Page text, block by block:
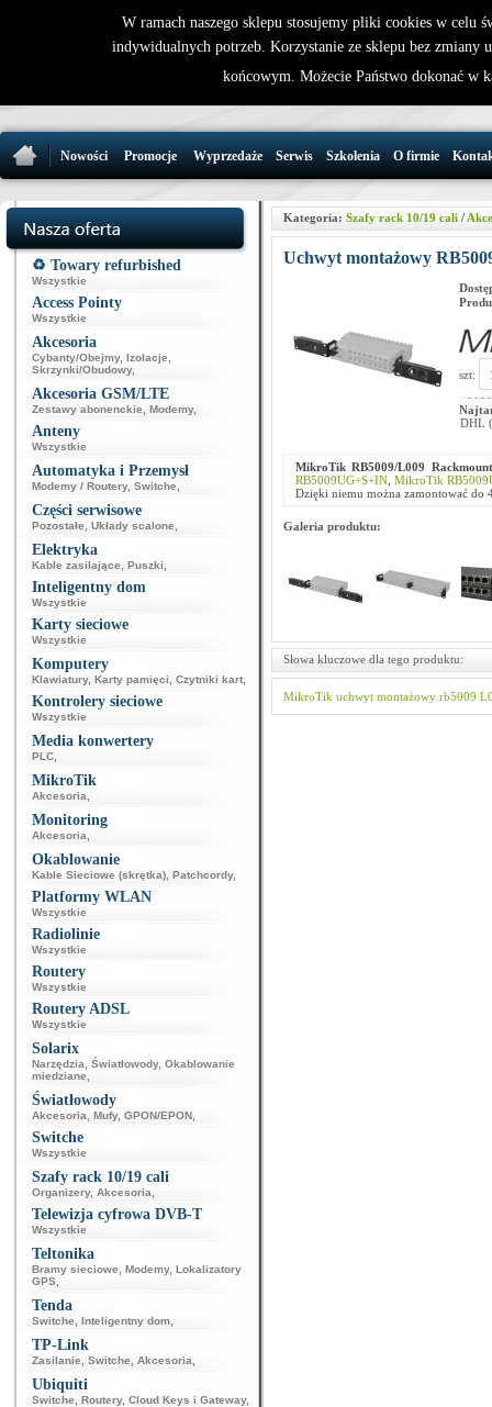
32 721 86
Nowości Promocje Wyprzedaże Serwis Szkolenia O firmie
♻️ Towary refurbished
Wszystkie
Access Pointy
Wszystkie
Akcesoria
Cybanty/Obejmy, Izolacje
Skrzynki/Obudowy,
Akcesoria GSM/LTE
Zestawy abonenckie Modemy,
Anteny
Wszystkie
Automatyka i Przemysł
Modemy / Routery, Switche
Części serwisowe
Pozostałe Układy scalone
Elektryka
Kable zasilające Puszki
Inteligentny dom
Wszystkie
Karty sieciowe
Wszystkie
Komputery
Klawiatury, Karty pamięci Czytniki kart
Kontrolery sieciowe
Wszystkie
Media konwertery
PLC
MikroTik
Akcesoria
Monitoring
Akcesoria
Okablowanie
Kable Sieciowe (skrętka) Patchcordy,
Platformy WLAN
Wszystkie
Radiolinie
Wszystkie
Routery
Wszystkie
Routery ADSL
Wszystkie
Solarix
Narzędzia Światłowody, Okablowanie
miedziane
Światłowody
Akcesoria Mufy, GPON/EPON
Switche
Wszystkie
Szafy rack 10/19 cali
Organizery, Akcesoria
Telewizja cyfrowa DVB-T
Wszystkie
Teltonika
Bramy sieciowe Modemy, Lokalizatory
GPS
Tenda
Switche Inteligentny dom
TP-Link
Zasilanie Switche Akcesoria
Ubiquiti
Switche Routery, Cloud Keys i Gateway,
Kategoria: Szafy rack 10/19 cali/
Uchwyt montażowy
szt:
DHL
MikroTikRB5009/L009
RB5009UG+S+IN, MikroTik
Dzięki niemu można zamontować do
Galeria produktu:
Słowa kluczowe dla tego produktu:
MikroTik uchwyt montażowy rb5009
W ramach naszego sklepu stosujemy pliki cookies w celu
indywidualnych potrzeb. Korzystanie ze sklepu bez zmiany
końcowym. Możecie Państwo dokonać w